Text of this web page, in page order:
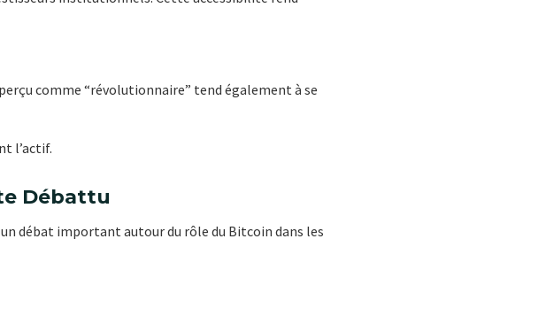
comme “révolutionnaire” tend également à se
l’actif.
Débattu
débat important autour du rôle du Bitcoin dans les